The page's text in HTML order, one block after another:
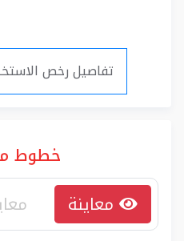
تفاصيل رخص
خطوط